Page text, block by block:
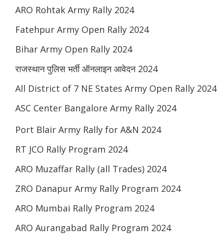
ARO Rohtak Army Rally 2024
Fatehpur Army Open Rally 2024
Bihar Army Open Rally 2024
राजस्थान पुलिस भर्ती ऑनलाइन आवेदन 2024
All District of 7 NE States Army Open Rally 2024
ASC Center Bangalore Army Rally 2024
Port Blair Army Rally for A&N 2024
RT JCO Rally Program 2024
ARO Muzaffar Rally (all Trades) 2024
ZRO Danapur Army Rally Program 2024
ARO Mumbai Rally Program 2024
ARO Aurangabad Rally Program 2024